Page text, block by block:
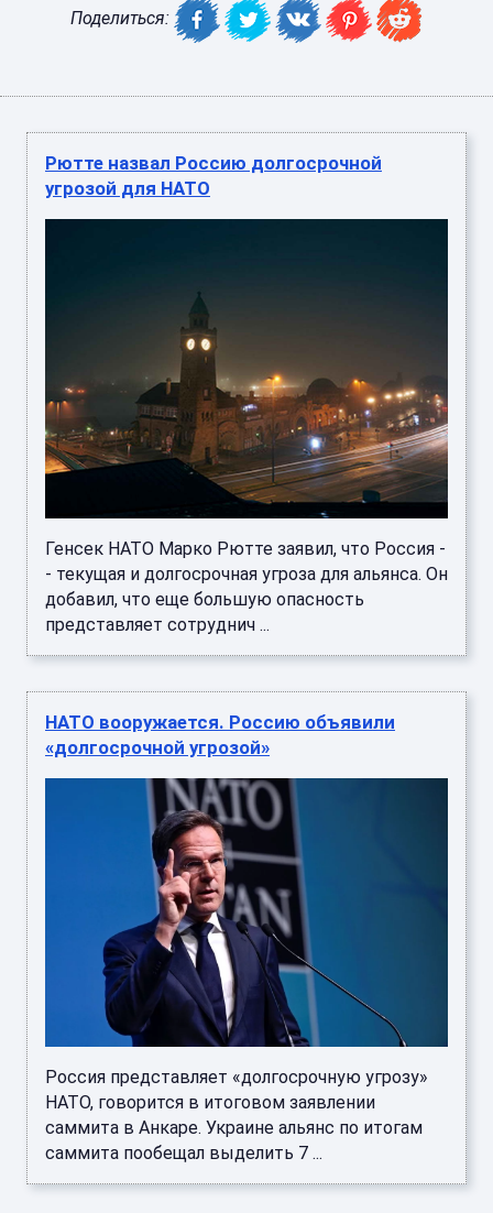
Поделиться:
Рютте назвал Россию долгосрочной
угрозой для НАТО
Генсек НАТО Марко Рютте заявил, что Россия -
- текущая и долгосрочная угроза для альянса. Он
добавил, что еще большую опасность
представляет сотруднич ...
НАТО вооружается. Россию объявили
«долгосрочной угрозой»
Россия представляет «долгосрочную угрозу»
НАТО, говорится в итоговом заявлении
саммита в Анкаре. Украине альянс по итогам
саммита пообещал выделить 7 ...